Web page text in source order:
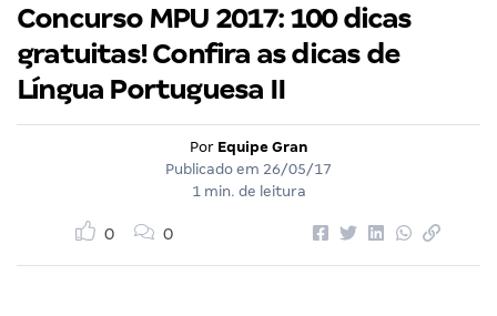
Concurso MPU 2017: 100 dicas
gratuitas! Confira as dicas de
Língua Portuguesa II
Por Equipe Gran
Publicado em 26/05/17
1 min. de leitura
0 0